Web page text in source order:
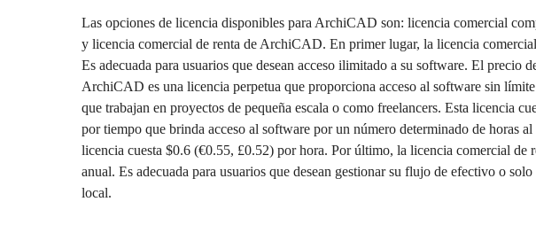
Las opciones de licencia disponibles para ArchiCAD son: licencia comercial
y licencia comercial de renta de ArchiCAD. En primer lugar, la licencia
Es adecuada para usuarios que desean acceso ilimitado a su software. El
ArchiCAD es una licencia perpetua que proporciona acceso al software sin
que trabajan en proyectos de pequeña escala o como freelancers. Esta licencia
por tiempo que brinda acceso al software por un número determinado de horas
licencia cuesta $0.6 (€0.55, £0.52) por hora. Por último, la licencia comercial
anual. Es adecuada para usuarios que desean gestionar su flujo de efectivo o
local.